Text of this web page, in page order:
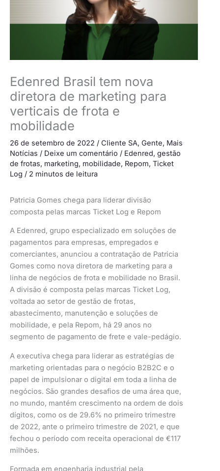
Edenred Brasil tem nova
diretora de marketing para
verticais de frota e
mobilidade
26 de setembro de 2022 / Cliente SA, Gente, Mais
Notícias / Deixe um comentário / Edenred, gestão
de frotas, marketing, mobilidade, Repom, Ticket
Log / 2 minutos de leitura
Patricia Gomes chega para liderar divisão
composta pelas marcas Ticket Log e Repom
A Edenred, grupo especializado em soluções de
pagamentos para empresas, empregados e
comerciantes, anunciou a contratação de Patricia
Gomes como nova diretora de marketing para a
linha de negócios de frota e mobilidade no Brasil.
A divisão é composta pelas marcas Ticket Log,
voltada ao setor de gestão de frotas,
abastecimento, manutenção e soluções de
mobilidade, e pela Repom, há 29 anos no
segmento de pagamento de frete e vale-pedágio.
A executiva chega para liderar as estratégias de
marketing orientadas para o negócio B2B2C e o
papel de impulsionar o digital em toda a linha de
negócios. São grandes desafios de uma área que,
no mundo, mantém crescimento na ordem de dois
dígitos, como os de 29.6% no primeiro trimestre
de 2022, ante o primeiro trimestre de 2021, e que
fechou o período com receita operacional de €117
milhões.
Formada em engenharia industrial pela